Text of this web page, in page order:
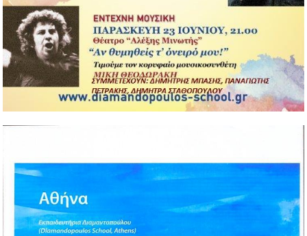
07/12/2016
Αγαπητοί γονείς, Πλησιάζουν οι γιορτές των Χριστουγέννων και
της Πρωτοχρονιάς και τα Εκπαιδευτήριά μας, όπως πάντα,
στέλνουν το μήνυμα της αγάπης...
Περισσότερα...